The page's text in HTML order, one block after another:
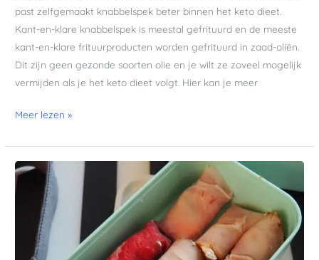
past zelfgemaakt knabbelspek beter binnen het keto dieet.
Kant-en-klare knabbelspek is meestal gefrituurd en de meeste
kant-en-klare frituurproducten worden gefrituurd in zaad-oliën.
Dit zijn geen gezonde soorten olie en je wilt ze zoveel mogelijk
vermijden als je het keto dieet volgt. Hier kan je meer
Meer lezen »
Gevulde
vleesrolletjes